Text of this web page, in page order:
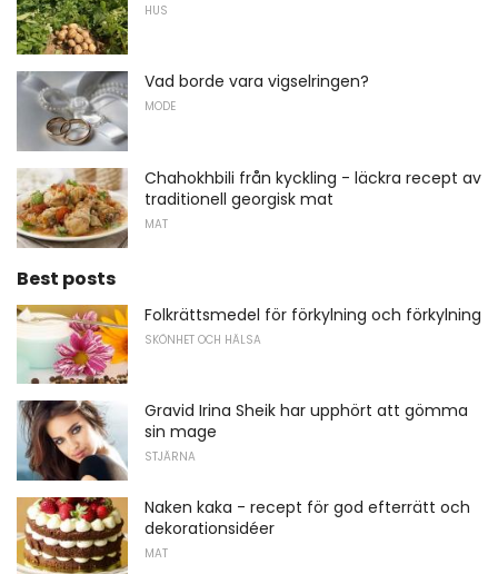
HUS
Vad borde vara vigselringen?
MODE
Chahokhbili från kyckling - läckra recept av
traditionell georgisk mat
MAT
Best posts
Folkrättsmedel för förkylning och förkylning
SKÖNHET OCH HÄLSA
Gravid Irina Sheik har upphört att gömma
sin mage
STJÄRNA
Naken kaka - recept för god efterrätt och
dekorationsidéer
MAT